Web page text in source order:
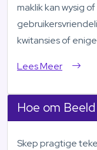
maklik kan wysig
kwitansies of
Lees Meer
Hoe om
Skep pragtige